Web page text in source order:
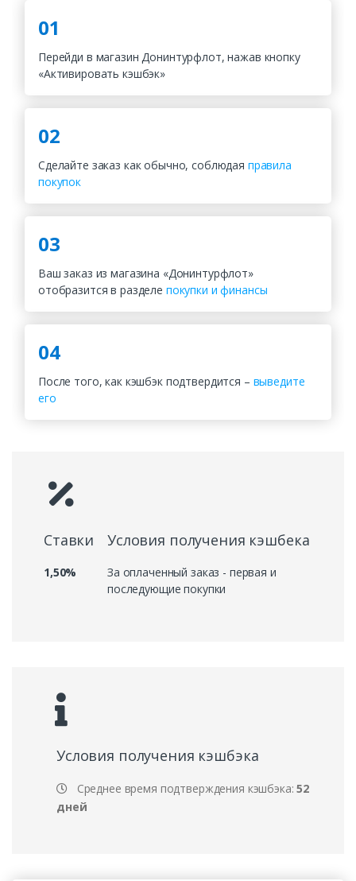
01
Перейди в магазин Донинтурфлот, нажав кнопку
«Активировать кэшбэк»
02
Сделайте заказ как обычно, соблюдая правила
покупок
03
Ваш заказ из магазина «Донинтурфлот»
отобразится в разделе покупки и финансы
04
После того, как кэшбэк подтвердится – выведите
его
Ставки Условия получения кэшбека
1,50%
За оплаченный заказ - первая и
последующие покупки
Условия получения кэшбэка
Среднее время подтверждения кэшбэка:52
дней